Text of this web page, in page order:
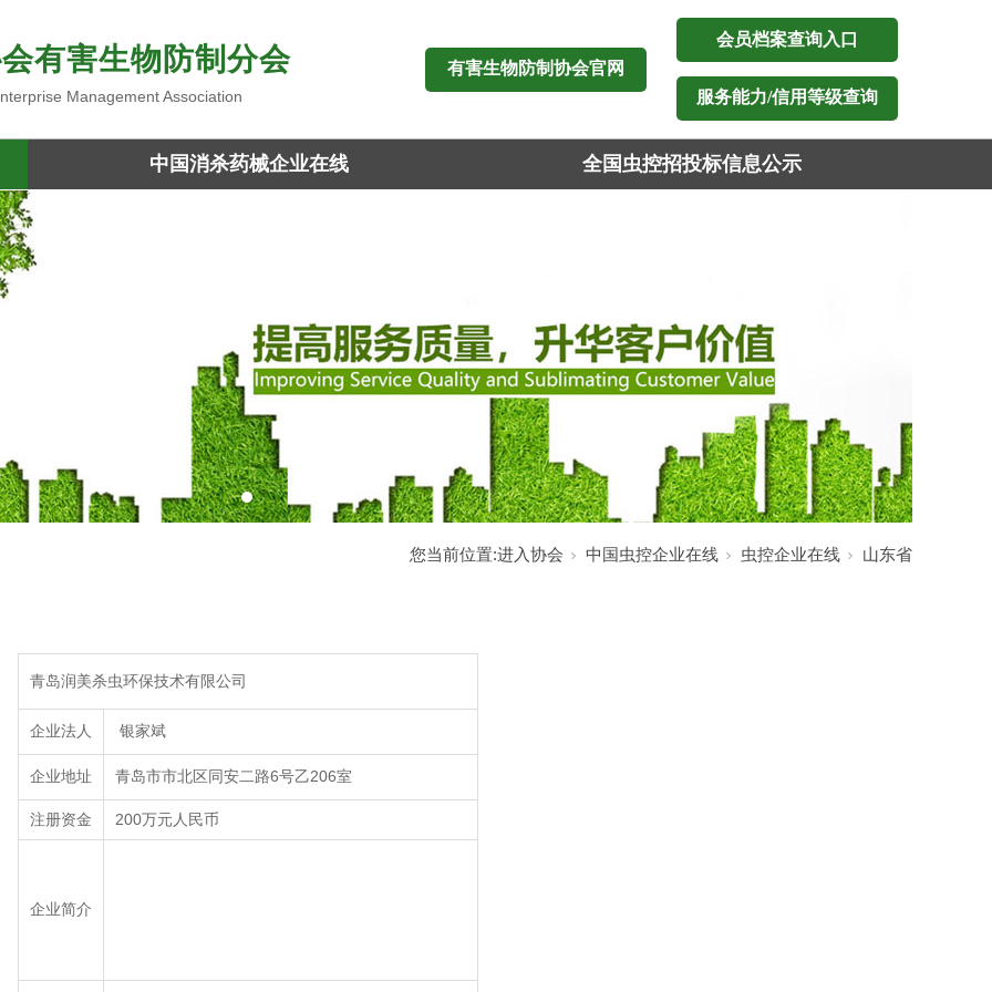
有害生物防制分会 有害生物防制协会官网
Management Association 服务能力/信用等级查询
会员档案查询入口
中国消杀药械企业在线 全国虫控招投标信息公示
您当前位置:进入协会 中国虫控企业在线 虫控企业在线 山东省
青岛润美杀虫环保技术有限公司
企业法人 银家斌
企业地址 青岛市市北区同安二路6号乙206室
注册资金 200万元人民币
企业简介